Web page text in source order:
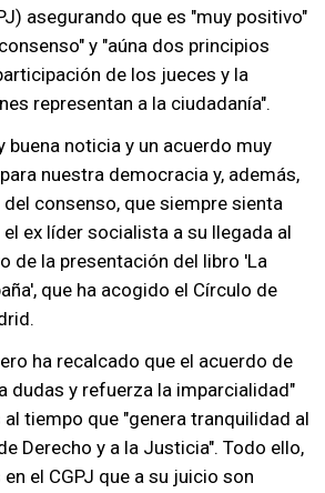
asegurando que es "muy positivo"
y "aúna dos principios
de los jueces y la
representan a la ciudadanía".
buena noticia y un acuerdo muy
nuestra democracia y, además,
consenso, que siempre sienta
el ex líder socialista a su llegada al
de la presentación del libro 'La
que ha acogido el Círculo de
ha recalcado que el acuerdo de
dudas y refuerza la imparcialidad"
tiempo que "genera tranquilidad al
Derecho y a la Justicia". Todo ello,
el CGPJ que a su juicio son